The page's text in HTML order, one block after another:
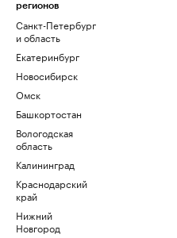
регионов
Санкт-Петербург
и область
Екатеринбург
Новосибирск
Омск
Башкортостан
Вологодская
область
Калининград
Краснодарский
край
Нижний
Новгород